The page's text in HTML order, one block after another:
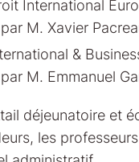
International
M. Xavier
&
M. Emmanuel
déjeunatoire et
les